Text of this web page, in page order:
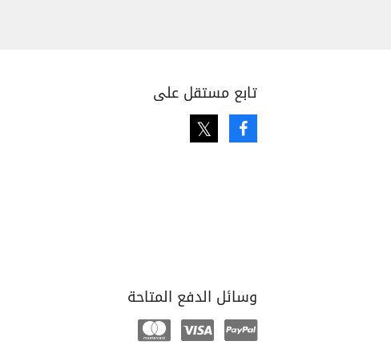
تابع مستقل على
Facebook
Twitter
وسائل الدفع المتاحة
Paypal
Visa